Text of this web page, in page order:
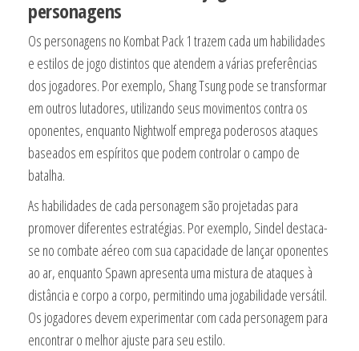
personagens
Os personagens no Kombat Pack 1 trazem cada um habilidades
e estilos de jogo distintos que atendem a várias preferências
dos jogadores. Por exemplo, Shang Tsung pode se transformar
em outros lutadores, utilizando seus movimentos contra os
oponentes, enquanto Nightwolf emprega poderosos ataques
baseados em espíritos que podem controlar o campo de
batalha.
As habilidades de cada personagem são projetadas para
promover diferentes estratégias. Por exemplo, Sindel destaca-
se no combate aéreo com sua capacidade de lançar oponentes
ao ar, enquanto Spawn apresenta uma mistura de ataques à
distância e corpo a corpo, permitindo uma jogabilidade versátil.
Os jogadores devem experimentar com cada personagem para
encontrar o melhor ajuste para seu estilo.